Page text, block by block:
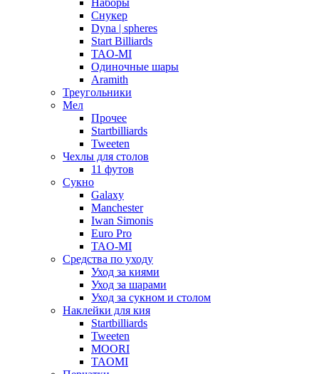
Наборы
Снукер
Dyna | spheres
Start Billiards
TAO-MI
Одиночные шары
Aramith
Треугольники
Мел
Прочее
Startbilliards
Tweeten
Чехлы для столов
11 футов
Сукно
Galaxy
Manchester
Iwan Simonis
Euro Pro
TAO-MI
Средства по уходу
Уход за киями
Уход за шарами
Уход за сукном и столом
Наклейки для кия
Startbilliards
Tweeten
MOORI
TAOMI